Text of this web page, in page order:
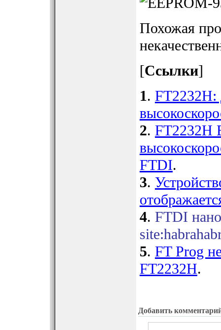
Похожая
[Ссылки]
1. FT2232H:
2. FT2232H
FTDI.
3.
4. FTDI
5. FT Prog
FT2232H.
Добавить